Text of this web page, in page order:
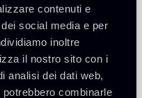
contenuti e
social media e per
inoltre
il nostro sito con i
analisi dei dati web,
combinarle
Insights